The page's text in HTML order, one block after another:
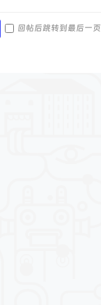
回帖后跳转到最后一页